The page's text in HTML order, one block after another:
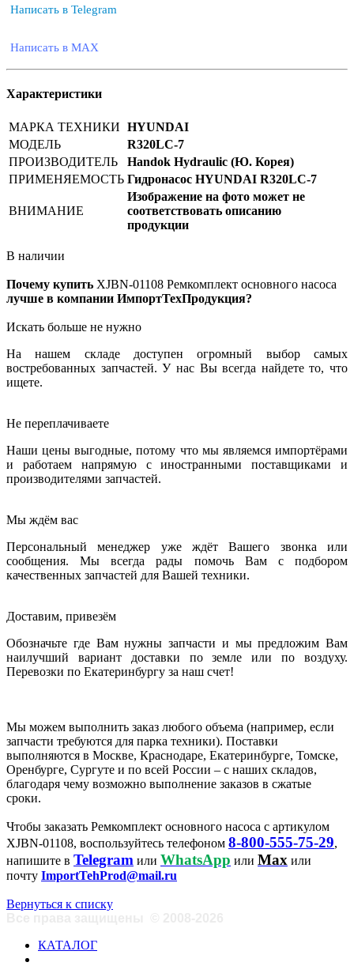
Написать в Telegram
Написать в MAX
Характеристики
МАРКА ТЕХНИКИ HYUNDAI
МОДЕЛЬ
R320LC-7
ПРОИЗВОДИТЕЛЬ
Handok Hydraulic (Ю. Корея)
ПРИМЕНЯЕМОСТЬ Гидронасос HYUNDAI R320LC-7
ВНИМАНИЕ
Изображение на фото может не
соответствовать описанию
продукции
В наличии
Почему купить XJBN-01108 Ремкомплект основного насоса
лучше в компании ИмпортТехПродукция?
Искать больше не нужно
На нашем складе доступен огромный выбор самых
востребованных запчастей. У нас Вы всегда найдете то, что
ищете.
Не переплачиваете
Наши цены выгодные, потому что мы являемся импортёрами
и работаем напрямую с иностранными поставщиками и
производителями запчастей.
Мы ждём вас
Персональный менеджер уже ждёт Вашего звонка или
сообщения. Мы всегда рады помочь Вам с подбором
качественных запчастей для Вашей техники.
Доставим, привезём
Обозначьте где Вам нужны запчасти и мы предложим Вам
наилучший вариант доставки по земле или по воздуху.
Перевозки по Екатеринбургу за наш счет!
Мы можем выполнить заказ любого объема (например, если
запчасти требуются для парка техники). Поставки
выполняются в Москве, Краснодаре, Екатеринбурге, Томске,
Оренбурге, Сургуте и по всей России – с наших складов,
благодаря чему возможно выполнение заказов в сжатые
сроки.
Чтобы заказать Ремкомплект основного насоса с артикулом
XJBN-01108, воспользуйтесь телефоном 8-800-555-75-29,
напишите в Telegram или WhatsApp или Max или
почту ImportTehProd@mail.ru
Вернуться к списку
КАТАЛОГ